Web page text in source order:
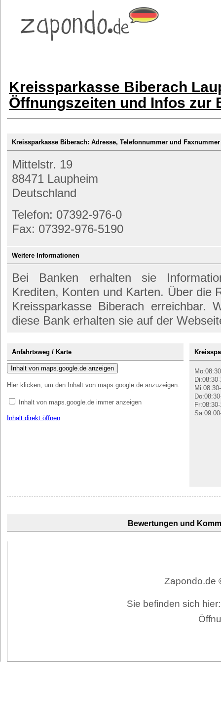
Kreissparkasse Biberach
Öffnungszeiten und Infos zur
Kreissparkasse Biberach: Adresse, Telefonnummer und Faxnummer
Mittelstr. 19
88471 Laupheim
Deutschland
Telefon: 07392-976-0
Fax: 07392-976-5190
Weitere Informationen
Bei Banken erhalten sie
Krediten, Konten und Karten. Über die
Kreissparkasse Biberach erreichbar.
diese Bank erhalten sie auf der
Anfahrtsweg / Karte
Inhalt von maps.google.de anzeigen
Hier klicken, um den Inhalt von maps.google.de anzuzeigen.
Inhalt von maps.google.de immer anzeigen
Inhalt direkt öffnen
Bewertungen und
Zapondo.de
Sie befinden sich